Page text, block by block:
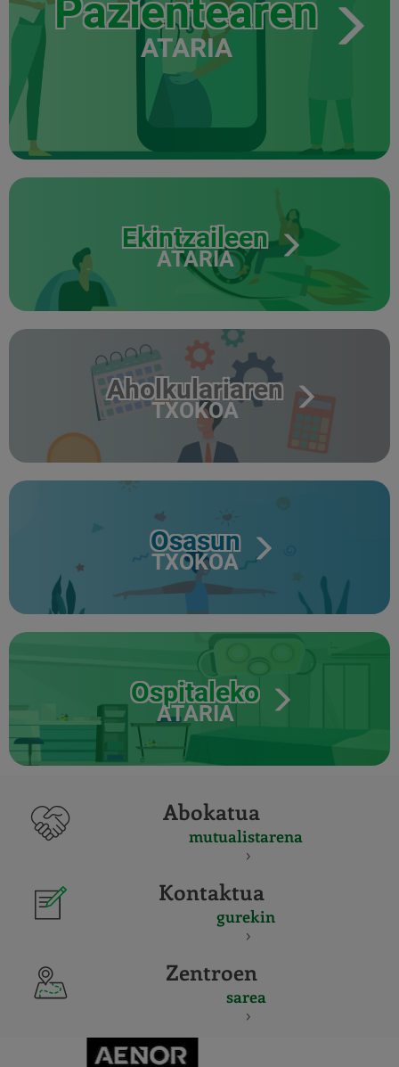
Pazientearen
ATARIA
Ekintzaileen
ATARIA
Aholkulariaren
TXOKOA
Osasun
TXOKOA
Ospitaleko
ATARIA
Abokatua
mutualistarena
Kontaktua
gurekin
Zentroen
sarea